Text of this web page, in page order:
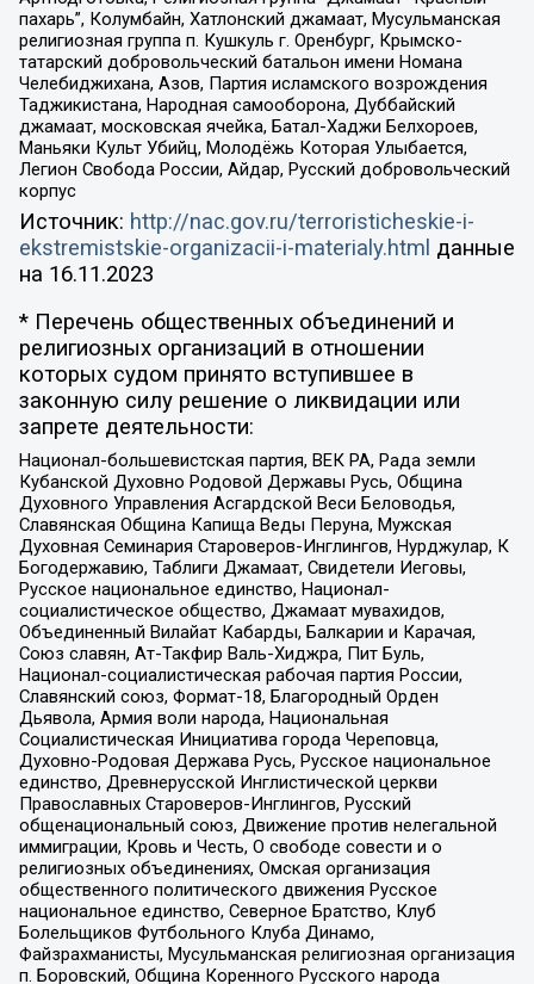
пахарь”, Колумбайн, Хатлонский джамаат, Мусульманская
религиозная группа п. Кушкуль г. Оренбург, Крымско-
татарский добровольческий батальон имени Номана
Челебиджихана, Азов, Партия исламского возрождения
Таджикистана, Народная самооборона, Дуббайский
джамаат, московская ячейка, Батал-Хаджи Белхороев,
Маньяки Культ Убийц, Молодёжь Которая Улыбается,
Легион Свобода России, Айдар, Русский добровольческий
корпус
Источник: http://nac.gov.ru/terroristicheskie-i-
ekstremistskie-organizacii-i-materialy.html данные
на 16.11.2023
* Перечень общественных объединений и
религиозных организаций в отношении
которых судом принято вступившее в
законную силу решение о ликвидации или
запрете деятельности:
Национал-большевистская партия, ВЕК РА, Рада земли
Кубанской Духовно Родовой Державы Русь, Община
Духовного Управления Асгардской Веси Беловодья,
Славянская Община Капища Веды Перуна, Мужская
Духовная Семинария Староверов-Инглингов, Нурджулар, К
Богодержавию, Таблиги Джамаат, Свидетели Иеговы,
Русское национальное единство, Национал-
социалистическое общество, Джамаат мувахидов,
Объединенный Вилайат Кабарды, Балкарии и Карачая,
Союз славян, Ат-Такфир Валь-Хиджра, Пит Буль,
Национал-социалистическая рабочая партия России,
Славянский союз, Формат-18, Благородный Орден
Дьявола, Армия воли народа, Национальная
Социалистическая Инициатива города Череповца,
Духовно-Родовая Держава Русь, Русское национальное
единство, Древнерусской Инглистической церкви
Православных Староверов-Инглингов, Русский
общенациональный союз, Движение против нелегальной
иммиграции, Кровь и Честь, О свободе совести и о
религиозных объединениях, Омская организация
общественного политического движения Русское
национальное единство, Северное Братство, Клуб
Болельщиков Футбольного Клуба Динамо,
Файзрахманисты, Мусульманская религиозная организация
п. Боровский, Община Коренного Русского народа